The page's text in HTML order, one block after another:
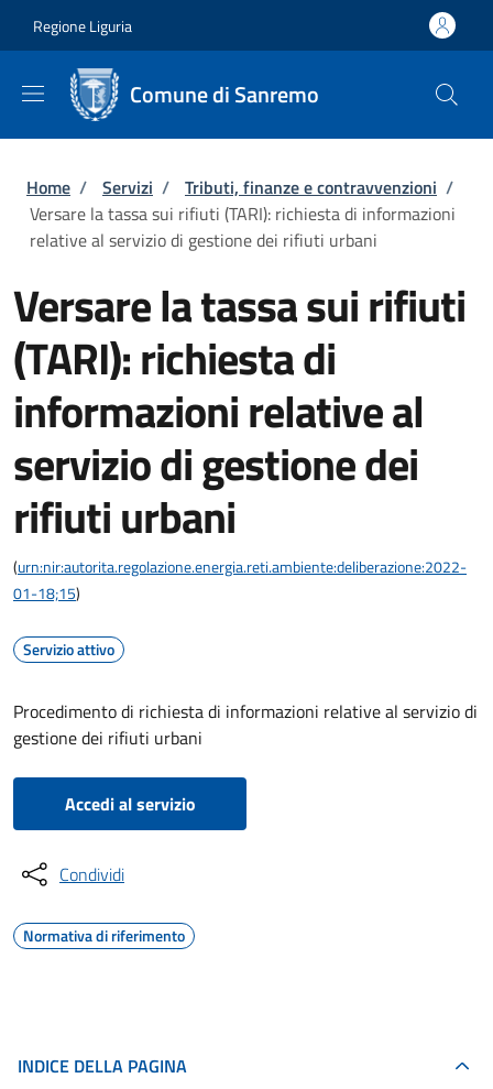
Regione Liguria
Comune di Sanremo
Briciole di pane
Home / Servizi / Tributi, finanze e contravvenzioni /
Versare la tassa sui rifiuti (TARI): richiesta di informazioni
relative al servizio di gestione dei rifiuti urbani
Versare la tassa sui rifiuti
(TARI): richiesta di
informazioni relative al
servizio di gestione dei
rifiuti urbani
(urn:nir:autorita.regolazione.energia.reti.ambiente:deliberazione:2022-
01-18;15)
Servizio attivo
Procedimento di richiesta di informazioni relative al servizio di
gestione dei rifiuti urbani
Accedi al servizio
Condividi
Normativa di riferimento
INDICE DELLA PAGINA